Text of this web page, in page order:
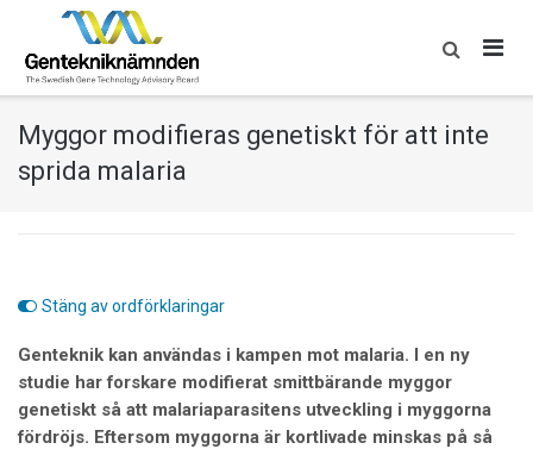
content
Myggor modifieras genetiskt för att inte
sprida malaria
Stäng av ordförklaringar
Genteknik kan användas i kampen mot malaria. I en ny
studie har forskare modifierat smittbärande myggor
genetiskt så att malariaparasitens utveckling i myggorna
fördröjs. Eftersom myggorna är kortlivade minskas på så